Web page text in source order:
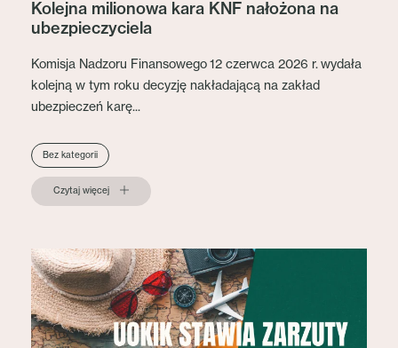
Kolejna milionowa kara KNF nałożona na
ubezpieczyciela
Komisja Nadzoru Finansowego 12 czerwca 2026 r. wydała
kolejną w tym roku decyzję nakładającą na zakład
ubezpieczeń karę...
Bez kategorii
Czytaj więcej